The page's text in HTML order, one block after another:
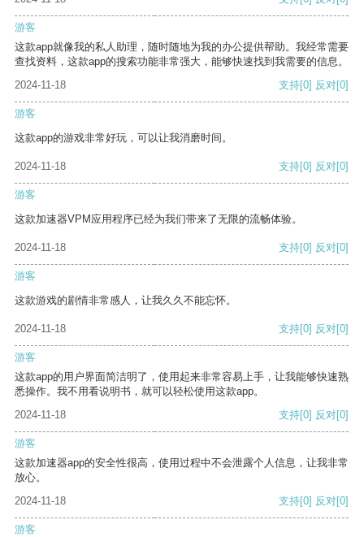
游客
这款app就像我的私人助理，随时随地为我的办公提供帮助。我经常需要
查找资料，这款app的搜索功能非常强大，能够快速找到我需要的信息。
2024-11-18
支持[0] 反对[0]
游客
这款app的游戏非常好玩，可以让我消磨时间。
2024-11-18 支持[0] 反对[0]
游客
这款加速器VPM应用程序已经为我们带来了无限的流畅体验。
2024-11-18 支持[0] 反对[0]
游客
这款游戏的剧情非常感人，让我久久不能忘怀。
2024-11-18 支持[0] 反对[0]
游客
这款app的用户界面简洁明了，使用起来非常容易上手，让我能够快速熟
悉操作。我不用看说明书，就可以轻松使用这款app。
2024-11-18
支持[0] 反对[0]
游客
这款加速器app的安全性很高，使用过程中不会泄露个人信息，让我非常
放心。
2024-11-18
支持[0] 反对[0]
游客